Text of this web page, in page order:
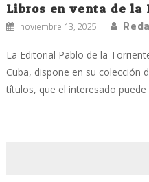
Libros en venta de la
noviembre 13, 2025
La Editorial Pablo de la
Cuba, dispone en su colección
títulos, que el interesado